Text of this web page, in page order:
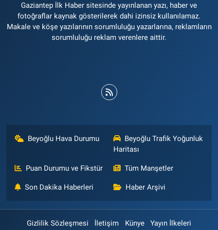
Gaziantep İlk Haber sitesinde yayınlanan yazı, haber ve
fotoğraflar kaynak gösterilerek dahi izinsiz kullanılamaz.
Makale ve köşe yazılarının sorumluluğu yazarlarına, reklamların
sorumluluğu reklam verenlere aittir.
Beyoğlu Hava Durumu
Beyoğlu Trafik Yoğunluk
Haritası
Puan Durumu ve Fikstür Tüm Manşetler
Son Dakika Haberleri Haber Arşivi
Gizlilik Sözleşmesi İletişim Künye Yayın İlkeleri